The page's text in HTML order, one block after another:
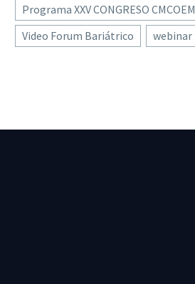
Programa XXV CONGRESO CMCOEM
Video Forum Bariátrico
webinar